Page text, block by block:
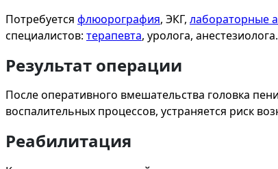
Потребуется флюорография, ЭКГ, лабораторные
специалистов: терапевта, уролога, анестезиолога.
Результат операции
После оперативного вмешательства головка
воспалительных процессов, устраняется риск
Реабилитация